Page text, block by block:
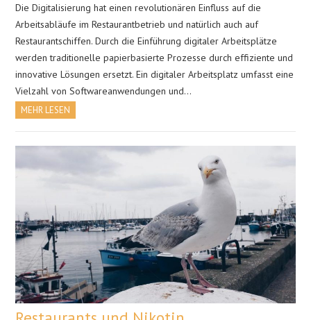
Die Digitalisierung hat einen revolutionären Einfluss auf die
Arbeitsabläufe im Restaurantbetrieb und natürlich auch auf
Restaurantschiffen. Durch die Einführung digitaler Arbeitsplätze
werden traditionelle papierbasierte Prozesse durch effiziente und
innovative Lösungen ersetzt. Ein digitaler Arbeitsplatz umfasst eine
Vielzahl von Softwareanwendungen und…
MEHR LESEN